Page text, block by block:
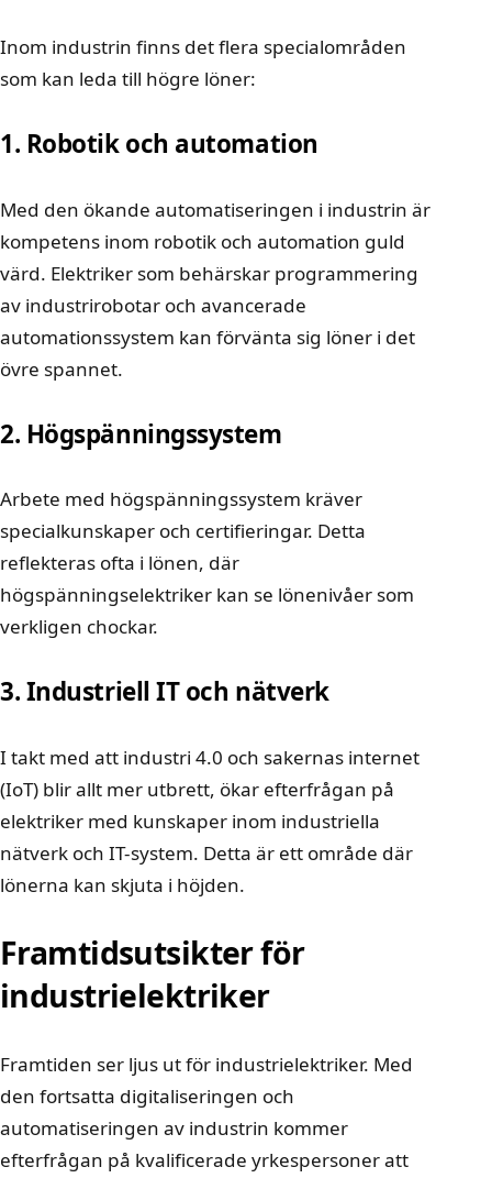
Inom industrin finns det flera specialområden
som kan leda till högre löner:
1. Robotik och automation
Med den ökande automatiseringen i industrin är
kompetens inom robotik och automation guld
värd. Elektriker som behärskar programmering
av industrirobotar och avancerade
automationssystem kan förvänta sig löner i det
övre spannet.
2. Högspänningssystem
Arbete med högspänningssystem kräver
specialkunskaper och certifieringar. Detta
reflekteras ofta i lönen, där
högspänningselektriker kan se lönenivåer som
verkligen chockar.
3. Industriell IT och nätverk
I takt med att industri 4.0 och sakernas internet
(IoT) blir allt mer utbrett, ökar efterfrågan på
elektriker med kunskaper inom industriella
nätverk och IT-system. Detta är ett område där
lönerna kan skjuta i höjden.
Framtidsutsikter för
industrielektriker
Framtiden ser ljus ut för industrielektriker. Med
den fortsatta digitaliseringen och
automatiseringen av industrin kommer
efterfrågan på kvalificerade yrkespersoner att